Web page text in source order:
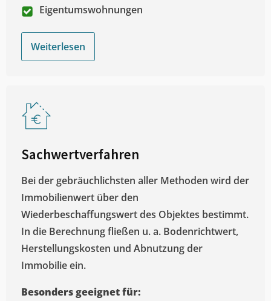
Eigentumswohnungen
Weiterlesen
Sachwertverfahren
Bei der gebräuchlichsten aller Methoden wird der
Immobilienwert über den
Wiederbeschaffungswert des Objektes bestimmt.
In die Berechnung fließen u. a. Bodenrichtwert,
Herstellungskosten und Abnutzung der
Immobilie ein.
Besonders geeignet für: